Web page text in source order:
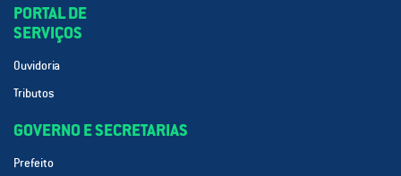
PORTAL DE
SERVIÇOS
Ouvidoria
Tributos
GOVERNO E SECRETARIAS
Prefeito